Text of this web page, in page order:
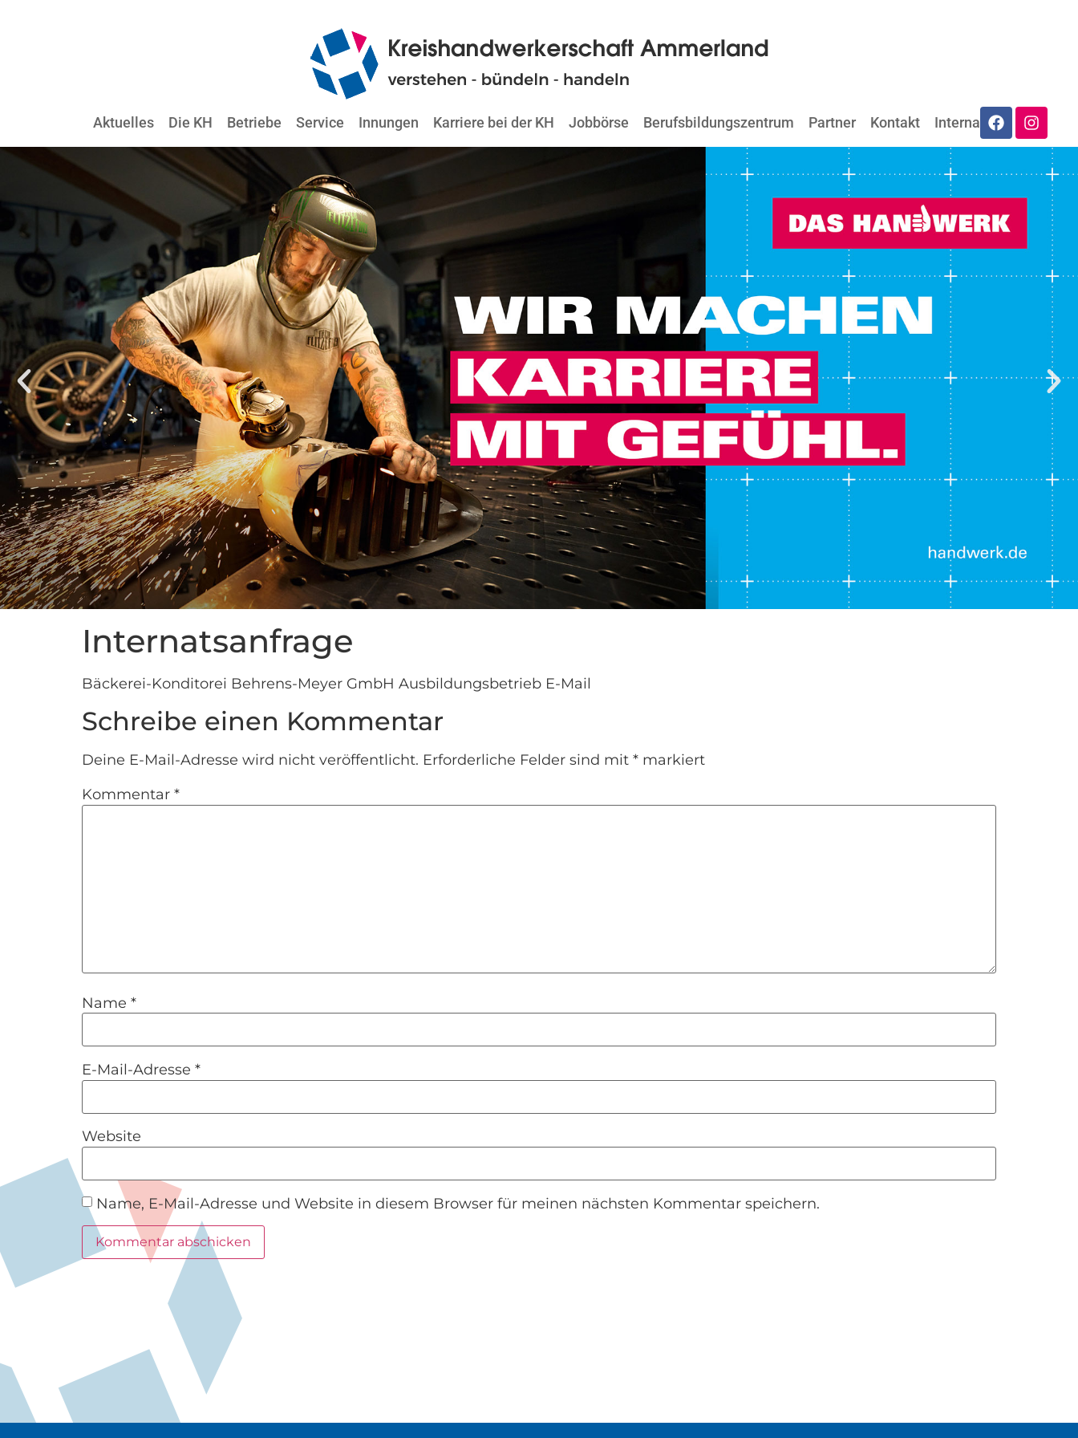
Aktuelles Die KH Betriebe Service Innungen Karriere bei der KH Jobbörse Berufsbildungszentrum Partner Kontakt Internat
Internatsanfrage
Bäckerei-Konditorei Behrens-Meyer GmbH Ausbildungsbetrieb E-Mail
Schreibe einen Kommentar
Deine E-Mail-Adresse wird nicht veröffentlicht. Erforderliche Felder sind mit * markiert
Kommentar *
Name *
E-Mail-Adresse *
Website
Name, E-Mail-Adresse und Website in diesem Browser für meinen nächsten Kommentar speichern.